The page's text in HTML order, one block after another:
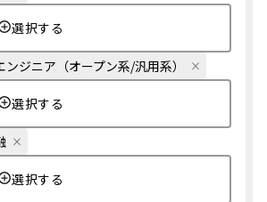
選択する
ンジニア（オープン系/汎用系）
選択する
選択する